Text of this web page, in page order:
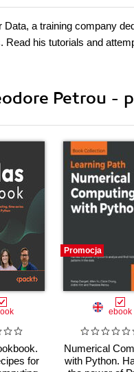
a training company
his tutorials and
Petrou -
for
Promocja
ebook
Numerical
with Python.